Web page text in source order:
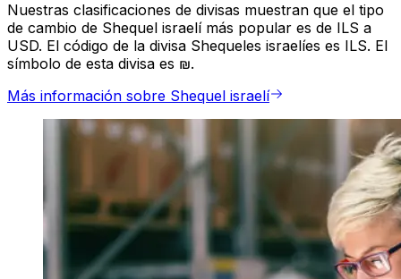
Nuestras clasificaciones de divisas muestran que el tipo
de cambio de Shequel israelí más popular es de ILS a
USD. El código de la divisa Shequeles israelíes es ILS. El
símbolo de esta divisa es ₪.
Más información sobre Shequel israelí